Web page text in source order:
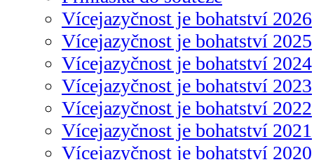
Vícejazyčnost je bohatství 2026
Vícejazyčnost je bohatství 2025
Vícejazyčnost je bohatství 2024
Vícejazyčnost je bohatství 2023
Vícejazyčnost je bohatství 2022
Vícejazyčnost je bohatství 2021
Vícejazyčnost je bohatství 2020